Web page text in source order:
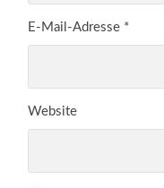
E-Mail-Adresse *
Website